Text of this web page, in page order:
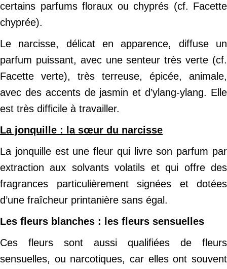
certains parfums floraux ou chyprés (cf. Facette
chyprée).
Le narcisse, délicat en apparence, diffuse un
parfum puissant, avec une senteur très verte (cf.
Facette verte), très terreuse, épicée, animale,
avec des accents de jasmin et d’ylang-ylang. Elle
est très difficile à travailler.
La jonquille : la sœur du narcisse
La jonquille est une fleur qui livre son parfum par
extraction aux solvants volatils et qui offre des
fragrances particulièrement signées et dotées
d’une fraîcheur printanière sans égal.
Les fleurs blanches : les fleurs sensuelles
Ces fleurs sont aussi qualifiées de fleurs
sensuelles, ou narcotiques, car elles ont souvent